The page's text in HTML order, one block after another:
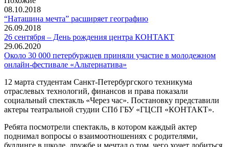
08.10.2018
“Наташина мечта” расширяет географию
26.09.2018
26 сентября – День рождения центра КОНТАКТ
29.06.2020
Около 30 000 петербуржцев приняли участие в молодежном
онлайн-фестивале «Альтернатива»
12 марта студентам Санкт-Петербургского техникума
отраслевых технологий, финансов и права показали
социальный спектакль «Через час». Постановку представили
актеры театральной студии СПб ГБУ «ГЦСП «КОНТАКТ».
Ребята посмотрели спектакль, в котором каждый актер
поднимал вопросы о взаимоотношениях с родителями,
буллинге в школе, дружбе и мечтал о том, чего хочет добиться